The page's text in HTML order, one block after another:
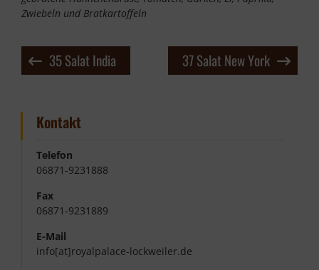
Zwiebeln und Bratkartoffeln
Beitragsnavigation
35 Salat India 37 Salat New York
Kontakt
Telefon
06871-9231888
Fax
06871-9231889
E-Mail
info[at]royalpalace-lockweiler.de